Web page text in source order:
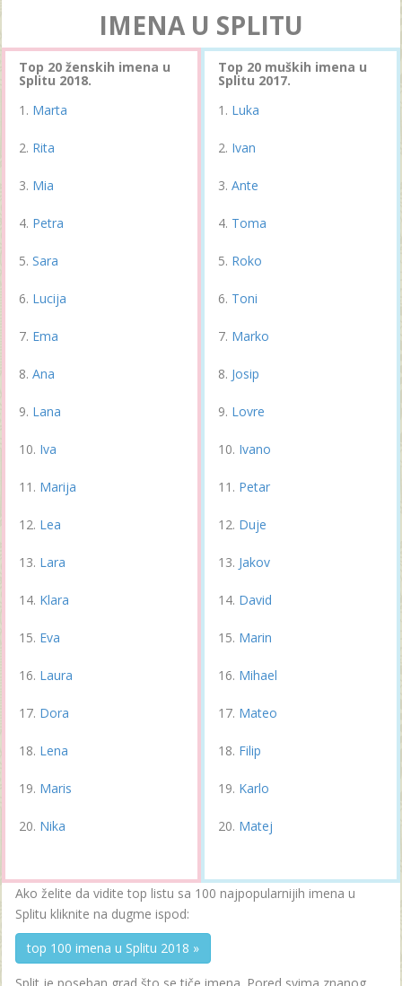
IMENA U SPLITU
Top 20 ženskih imena u
Splitu 2018.
Marta
Rita
Mia
Petra
Sara
Lucija
Ema
Ana
Lana
Iva
Marija
Lea
Lara
Klara
Eva
Laura
Dora
Lena
Maris
Nika
Top 20 muških imena u
Splitu 2017.
Luka
Ivan
Ante
Toma
Roko
Toni
Marko
Josip
Lovre
Ivano
Petar
Duje
Jakov
David
Marin
Mihael
Mateo
Filip
Karlo
Matej
Ako želite da vidite top listu sa 100 najpopularnijih imena u
Splitu kliknite na dugme ispod:
top 100 imena u Splitu 2018 »
Split je poseban grad što se tiče imena. Pored svima znanog